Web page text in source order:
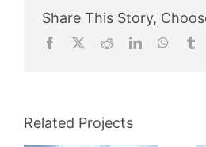
Share This Story,
Facebook
X RedditLinkedIn
Related Projects